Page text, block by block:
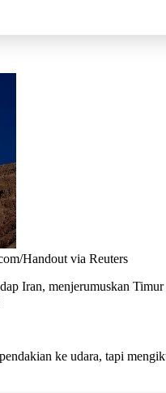
Handout via Reuters
Iran, menjerumuskan
ke udara, tapi